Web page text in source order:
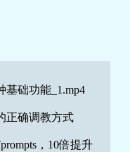
基础功能_1.mp4
正确调教方式
，10倍提升